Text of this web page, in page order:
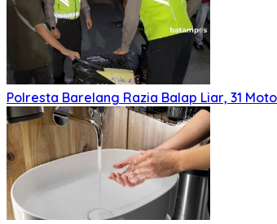
Polresta Barelang Razia Balap Liar, 31